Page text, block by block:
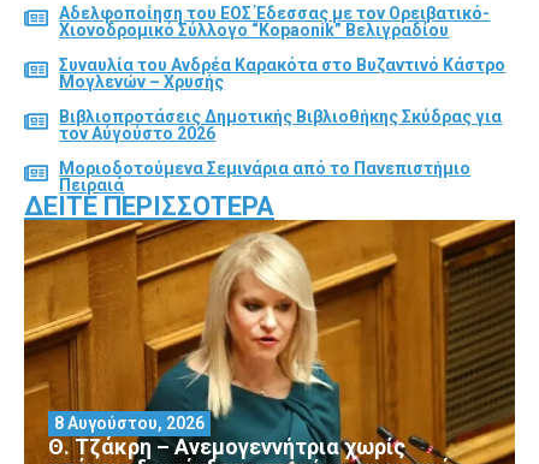
Αδελφοποίηση του ΕΟΣ Έδεσσας με τον Ορειβατικό-
Χιονοδρομικό Σύλλογο “Kopaonik” Βελιγραδίου
Συναυλία του Ανδρέα Καρακότα στο Βυζαντινό Κάστρο
Μογλενών – Χρυσής
Βιβλιοπροτάσεις Δημοτικής Βιβλιοθήκης Σκύδρας για
τον Αύγούστο 2026
Μοριοδοτούμενα Σεμινάρια από το Πανεπιστήμιο
Πειραιά
ΔΕΊΤΕ ΠΕΡΙΣΣΌΤΕΡΑ
Θ. Τζάκρη – Ανεμογεννήτρια χωρίς
8 Αυγούστου, 2026